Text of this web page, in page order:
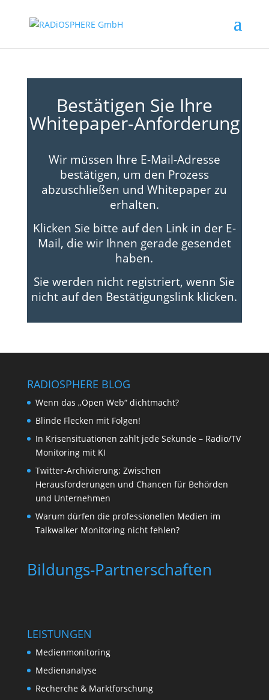
Bestätigen Sie Ihre
Whitepaper-Anforderung
Wir müssen Ihre E-Mail-Adresse
bestätigen, um den Prozess
abzuschließen und Whitepaper zu
erhalten.
Klicken Sie bitte auf den Link in der E-
Mail, die wir Ihnen gerade gesendet
haben.
Sie werden nicht registriert, wenn Sie
nicht auf den Bestätigungslink klicken.
RADIOSPHERE BLOG
Wenn das „Open Web“ dichtmacht?
Blinde Flecken mit Folgen!
In Krisensituationen zählt jede Sekunde – Radio/TV
Monitoring mit KI
Twitter-Archivierung: Zwischen
Herausforderungen und Chancen für Behörden
und Unternehmen
Warum dürfen die professionellen Medien im
Talkwalker Monitoring nicht fehlen?
Bildungs-Partnerschaften
LEISTUNGEN
Medienmonitoring
Medienanalyse
Recherche & Marktforschung